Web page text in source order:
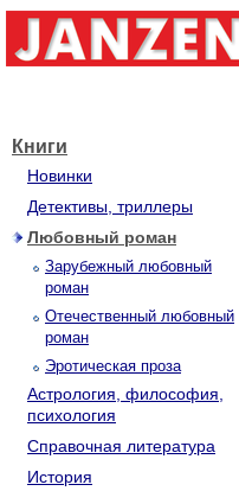
Книги
Новинки
Детективы, триллеры
Любовный роман
Зарубежный любовный
роман
Отечественный любовный
роман
Эротическая проза
Астрология, философия,
психология
Справочная литература
История